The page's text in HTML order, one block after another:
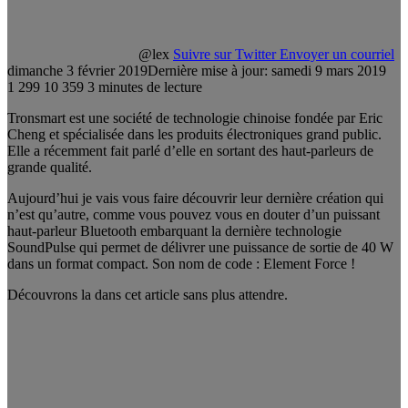
@lex Suivre sur Twitter Envoyer un courriel
dimanche 3 février 2019Dernière mise à jour: samedi 9 mars 2019
1 299 10 359 3 minutes de lecture
Tronsmart est une société de technologie chinoise fondée par Eric
Cheng et spécialisée dans les produits électroniques grand public.
Elle a récemment fait parlé d’elle en sortant des haut-parleurs de
grande qualité.
Aujourd’hui je vais vous faire découvrir leur dernière création qui
n’est qu’autre, comme vous pouvez vous en douter d’un puissant
haut-parleur Bluetooth embarquant la dernière technologie
SoundPulse qui permet de délivrer une puissance de sortie de 40 W
dans un format compact. Son nom de code : Element Force !
Découvrons la dans cet article sans plus attendre.